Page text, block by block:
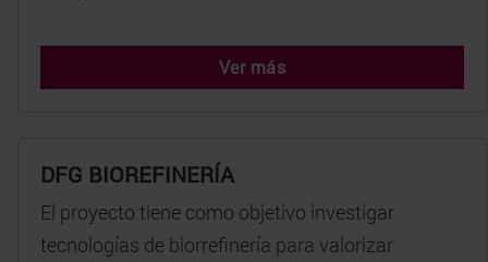
Ver más
DFG BIOREFINERÍA
El proyecto tiene como objetivo investigar
tecnologías de biorrefinería para valorizar